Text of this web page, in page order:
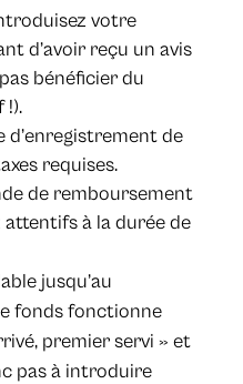
votre
d’avoir reçu un avis
bénéficier du
!).
de
requises.
de remboursement
attentifs à la durée de
jusqu’au
fonds fonctionne
premier servi » et
pas à introduire